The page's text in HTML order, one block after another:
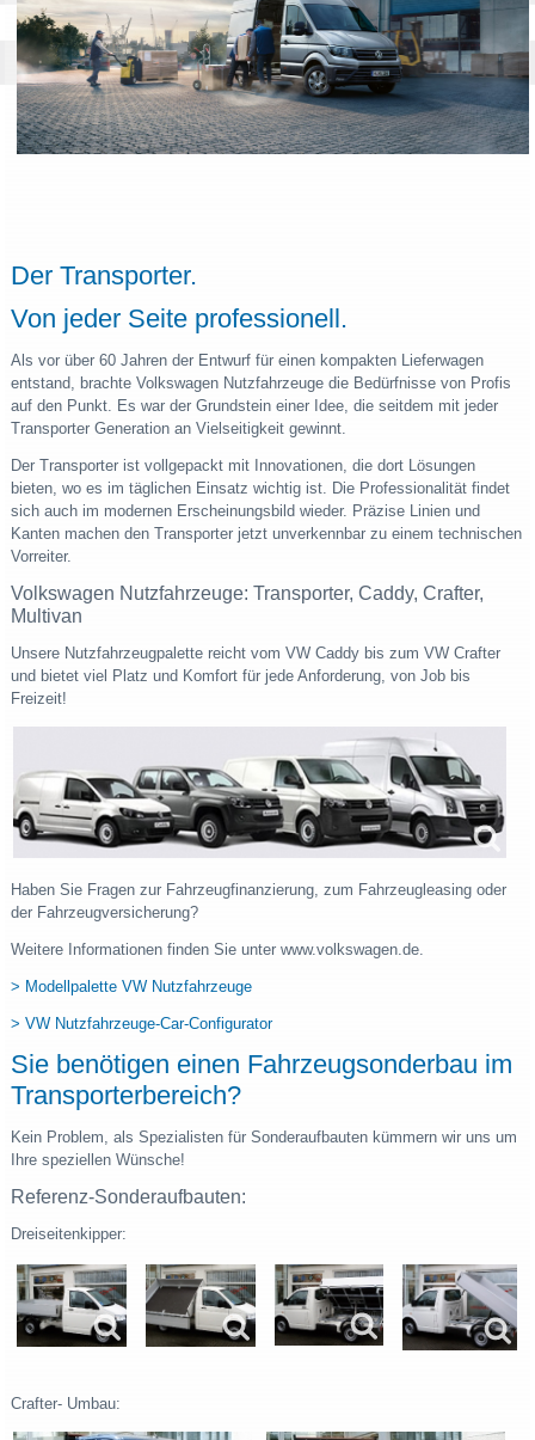
Der Transporter.
Von jeder Seite professionell.
Als vor über 60 Jahren der Entwurf für einen kompakten Lieferwagen
entstand, brachte Volkswagen Nutzfahrzeuge die Bedürfnisse von Profis
auf den Punkt. Es war der Grundstein einer Idee, die seitdem mit jeder
Transporter Generation an Vielseitigkeit gewinnt.
Der Transporter ist vollgepackt mit Innovationen, die dort Lösungen
bieten, wo es im täglichen Einsatz wichtig ist. Die Professionalität findet
sich auch im modernen Erscheinungsbild wieder. Präzise Linien und
Kanten machen den Transporter jetzt unverkennbar zu einem technischen
Vorreiter.
Volkswagen Nutzfahrzeuge: Transporter, Caddy, Crafter,
Multivan
Unsere Nutzfahrzeugpalette reicht vom VW Caddy bis zum VW Crafter
und bietet viel Platz und Komfort für jede Anforderung, von Job bis
Freizeit!
Haben Sie Fragen zur Fahrzeugfinanzierung, zum Fahrzeugleasing oder
der Fahrzeugversicherung?
Weitere Informationen finden Sie unter www.volkswagen.de.
> Modellpalette VW Nutzfahrzeuge
> VW Nutzfahrzeuge-Car-Configurator
Sie benötigen einen Fahrzeugsonderbau im
Transporterbereich?
Kein Problem, als Spezialisten für Sonderaufbauten kümmern wir uns um
Ihre speziellen Wünsche!
Referenz-Sonderaufbauten:
Dreiseitenkipper:
Crafter- Umbau: